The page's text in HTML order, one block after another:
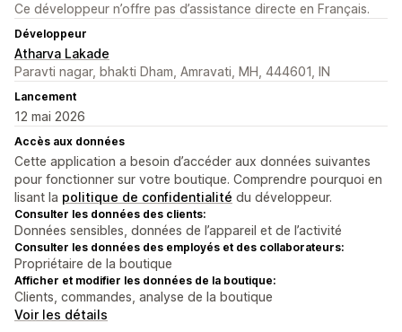
Ce développeur n’offre pas d’assistance directe en Français.
Développeur
Atharva Lakade
Paravti nagar, bhakti Dham, Amravati, MH, 444601, IN
Lancement
12 mai 2026
Accès aux données
Cette application a besoin d’accéder aux données suivantes
pour fonctionner sur votre boutique. Comprendre pourquoi en
lisant la politique de confidentialité du développeur.
Consulter les données des clients:
Données sensibles, données de l’appareil et de l’activité
Consulter les données des employés et des collaborateurs:
Propriétaire de la boutique
Afficher et modifier les données de la boutique:
Clients, commandes, analyse de la boutique
Voir les détails